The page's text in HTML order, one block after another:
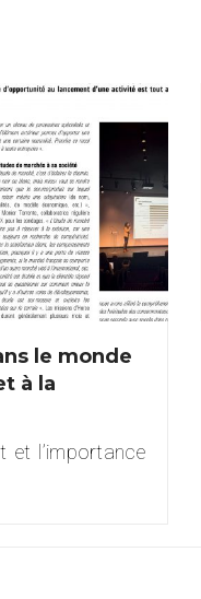
le monde
à la
et l’importance